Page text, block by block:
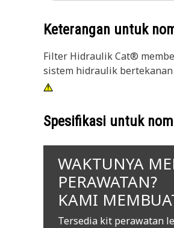
Keterangan untuk
Filter Hidraulik Cat®
sistem hidraulik
Spesifikasi untuk
WAKTUNYA
PERAWATAN?
KAMI
Tersedia kit perawatan